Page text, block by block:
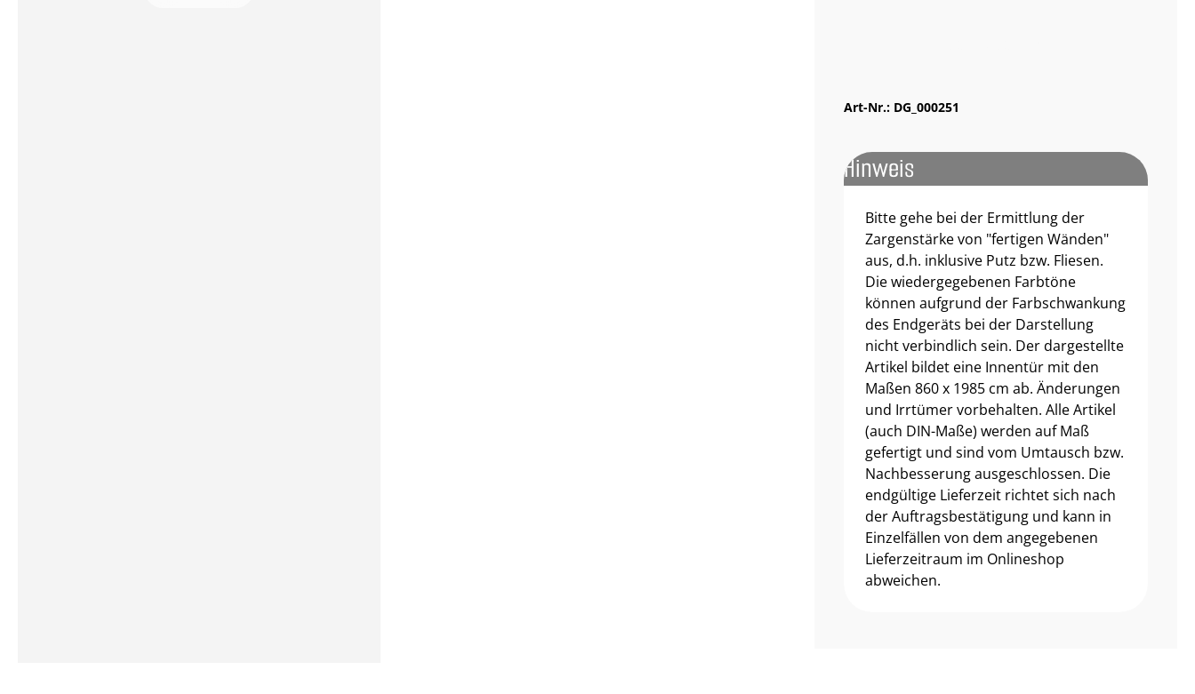
Art-Nr.: DG_000251
Hinweis
Bitte gehe bei der Ermittlung der
Zargenstärke von "fertigen Wänden"
aus, d.h. inklusive Putz bzw. Fliesen.
Die wiedergegebenen Farbtöne
können aufgrund der Farbschwankung
des Endgeräts bei der Darstellung
nicht verbindlich sein. Der dargestellte
Artikel bildet eine Innentür mit den
Maßen 860 x 1985 cm ab. Änderungen
und Irrtümer vorbehalten. Alle Artikel
(auch DIN-Maße) werden auf Maß
gefertigt und sind vom Umtausch bzw.
Nachbesserung ausgeschlossen. Die
endgültige Lieferzeit richtet sich nach
der Auftragsbestätigung und kann in
Einzelfällen von dem angegebenen
Lieferzeitraum im Onlineshop
abweichen.